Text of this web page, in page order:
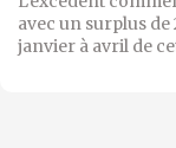
avec un surplus
janvier à avril de